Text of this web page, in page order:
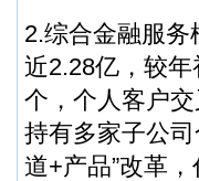
2.综合金融服
近2.28亿，较
个，个人客户
持有多家子公
道+产品”改革